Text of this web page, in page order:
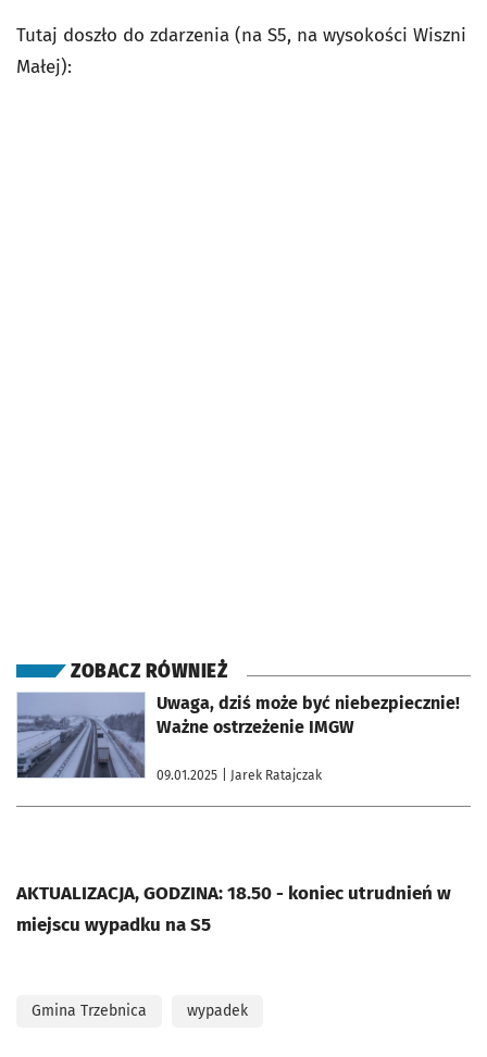
Tutaj doszło do zdarzenia (na S5, na wysokości Wiszni
Małej):
ZOBACZ RÓWNIEŻ
Uwaga, dziś może być niebezpiecznie!
Ważne ostrzeżenie IMGW
09.01.2025 | Jarek Ratajczak
otworzy się w nowej karcie
AKTUALIZACJA, GODZINA: 18.50 - koniec utrudnień w
miejscu wypadku na S5
Gmina Trzebnica wypadek